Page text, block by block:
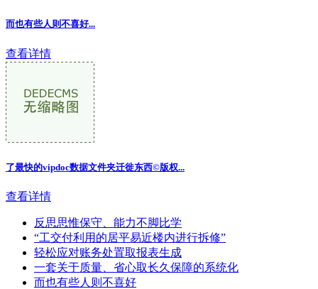
而也有些人则不喜好...
查看详情
了最快的vipdoc数据文件夹迁徙东西©版权...
查看详情
反思思惟保守、能力不脚比学
“工交付利用的居平易近楼内进行拆修”
轻松应对账务处置取报表生成
一套关于质量、省心取长久保障的系统化
而也有些人则不喜好